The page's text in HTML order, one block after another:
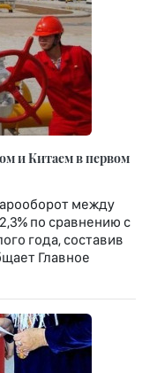
и Китаем в первом
между
по сравнению с
года, составив
Главное